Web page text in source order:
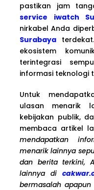
pastikan jam
service iwatch
nirkabel Anda
Surabaya
ekosistem
terintegrasi
informasi teknologi
Untuk
ulasan menarik
kebijakan publik,
membaca artikel
mendapatkan
menarik lainnya
dan berita terkini,
lainnya di
bermasalah